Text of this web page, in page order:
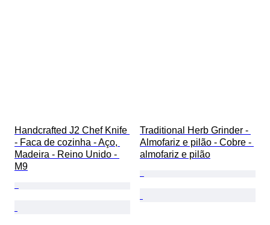
Handcrafted J2 Chef Knife
- Faca de cozinha - Aço,
Madeira - Reino Unido -
M9
Traditional Herb Grinder -
Almofariz e pilão - Cobre -
almofariz e pilão